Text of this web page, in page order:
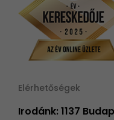
Elérhetőségek
Irodánk: 1137